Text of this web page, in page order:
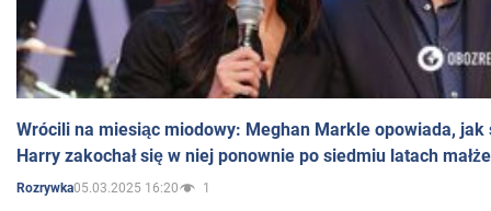
Wrócili na miesiąc miodowy: Meghan Markle opowiada, jak
Harry zakochał się w niej ponownie po siedmiu latach
Rozrywka05.03.2025 16:20 1